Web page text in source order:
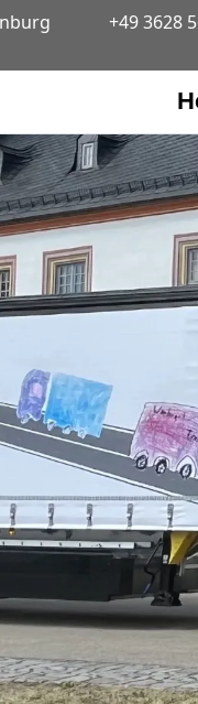
+49 3628